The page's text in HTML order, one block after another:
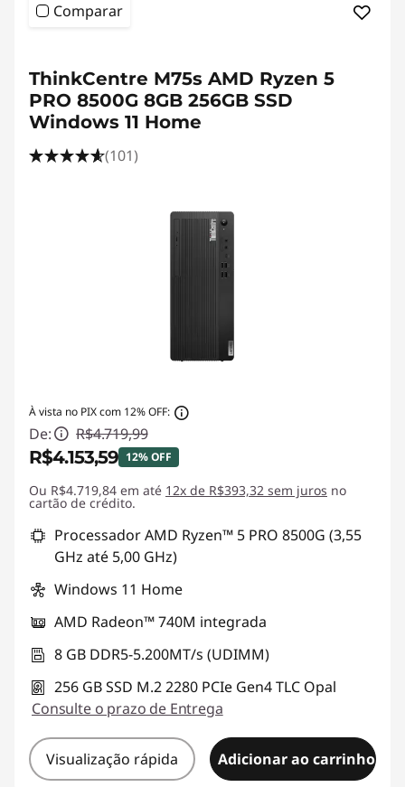
Comparar
ThinkCentre M75s AMD Ryzen 5
PRO 8500G 8GB 256GB SSD
Windows 11 Home
(101)
À vista no PIX com 12% OFF:
De: R$4.719,99
R$4.153,59 12% OFF
Economias instantâneas :-R$566,40
Ou R$4.719,84 em até 12x de R$393,32 sem juros no
cartão de crédito.
Processador AMD Ryzen™ 5 PRO 8500G (3,55
GHz até 5,00 GHz)
Windows 11 Home
AMD Radeon™ 740M integrada
8 GB DDR5-5.200MT/s (UDIMM)
256 GB SSD M.2 2280 PCIe Gen4 TLC Opal
Consulte o prazo de Entrega
Visualização rápida Adicionar ao carrinho